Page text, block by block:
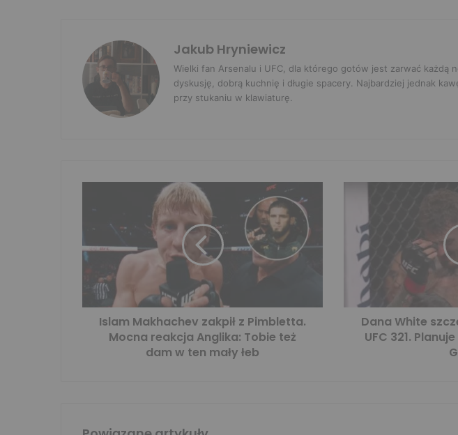
Jakub Hryniewicz
Wielki fan Arsenalu i UFC, dla którego gotów jest zarwać każdą
dyskusję, dobrą kuchnię i długie spacery. Najbardziej jednak
przy stukaniu w klawiaturę.
Islam Makhachev zakpił z Pimbletta.
Mocna reakcja Anglika: Tobie też
dam w ten mały łeb
Dana White
UFC 321.